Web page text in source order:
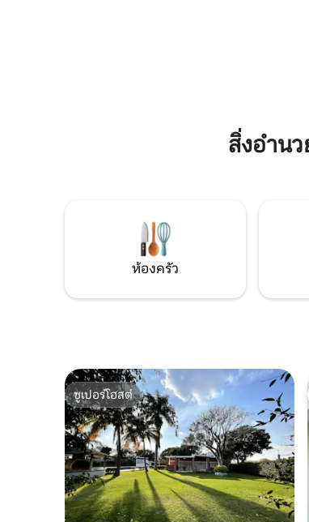
สิ่งอำน
ห้องครัว
ซูเปอร์โฮสต์
ซูเปอร์โฮสต์